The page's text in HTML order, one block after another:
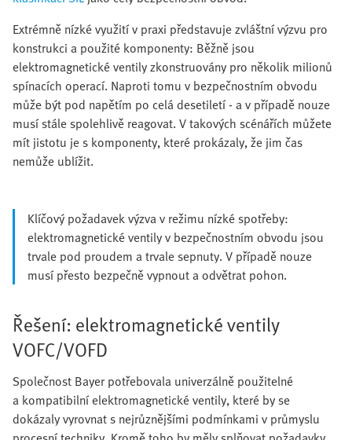
Extrémně nízké využití v praxi představuje zvláštní výzvu pro
konstrukci a použité komponenty: Běžně jsou
elektromagnetické ventily zkonstruovány pro několik milionů
spínacích operací. Naproti tomu v bezpečnostním obvodu
může být pod napětím po celá desetiletí - a v případě nouze
musí stále spolehlivě reagovat. V takových scénářích můžete
mít jistotu je s komponenty, které prokázaly, že jim čas
nemůže ublížit.
Klíčový požadavek výzva v režimu nízké spotřeby:
elektromagnetické ventily v bezpečnostním obvodu jsou
trvale pod proudem a trvale sepnuty. V případě nouze
musí přesto bezpečně vypnout a odvětrat pohon.
Řešení: elektromagnetické ventily
VOFC/VOFD
Společnost Bayer potřebovala univerzálně použitelné
a kompatibilní elektromagnetické ventily, které by se
dokázaly vyrovnat s nejrůznějšími podmínkami v průmyslu